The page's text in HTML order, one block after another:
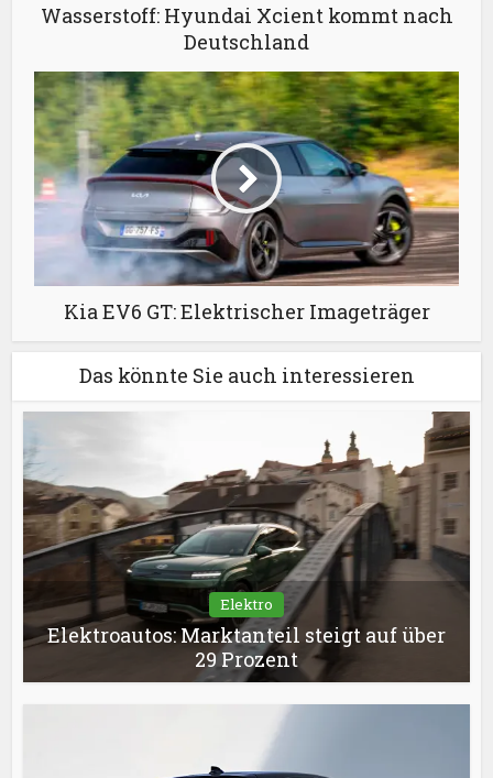
Wasserstoff: Hyundai Xcient kommt nach
Deutschland
Kia EV6 GT: Elektrischer Imageträger
Das könnte Sie auch interessieren
Elektro
Elektroautos: Marktanteil steigt auf über
29 Prozent